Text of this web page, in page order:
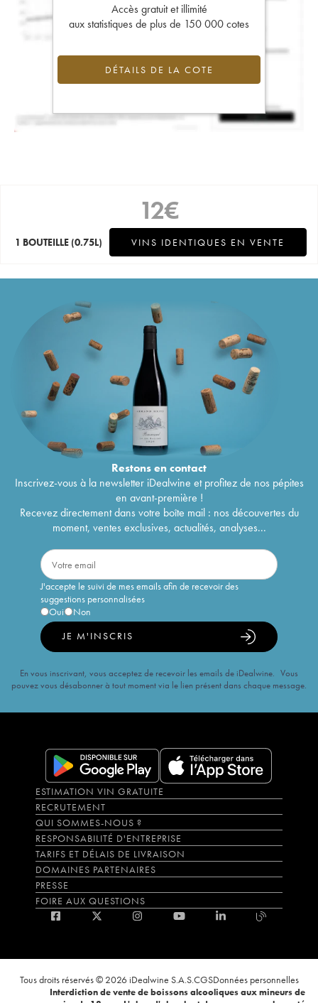
Accès gratuit et illimité
aux statistiques de plus de 150 000 cotes
DÉTAILS DE LA COTE
12€
1 BOUTEILLE (0.75L) VINS IDENTIQUES EN VENTE
Restons encontact
Inscrivez-vous à la newsletter iDealwine et profitez de nos pépites
en avant-première !
Recevez directement dans votre boîte mail : nos découvertes du
moment, ventes exclusives, actualités, analyses...
J'accepte le suivi de mes emails afin de recevoir des
suggestions personnalisées
Oui
Non
JE M'INSCRIS
En vous inscrivant, vous acceptez de recevoir les emails de iDealwine. Vous
pouvez vous désabonner à tout moment via le lien présent dans chaque message.
ESTIMATION VIN GRATUITE
RECRUTEMENT
QUI SOMMES-NOUS ?
RESPONSABILITÉ D'ENTREPRISE
TARIFS ET DÉLAIS DE LIVRAISON
DOMAINES PARTENAIRES
PRESSE
FOIRE AUX QUESTIONS
Tous droits réservés © 2026 iDealwine S.A.S.CGSDonnées personnelles
Interdiction de vente de boissons alcooliques aux mineurs de